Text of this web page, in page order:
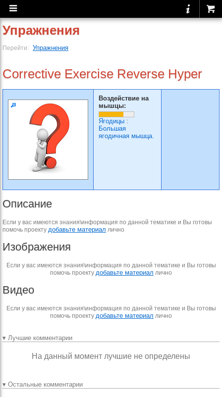
Упражнения
Перейти: Упражнения
Corrective Exercise Reverse Hyper
Воздействие на
мышцы:
Ягодицы :
Большая
ягодичная мышца.
Описание
Если у вас имеются знания\информация по данной тематике и Вы готовы
помочь проекту добавьте материал лично
Изображения
Если у вас имеются знания\информация по данной тематике и Вы готовы
помочь проекту добавьте материал лично
Видео
Если у вас имеются знания\информация по данной тематике и Вы готовы
помочь проекту добавьте материал лично
▾ Лучшие комментарии
На данный момент лучшие не определены
▾ Остальные комментарии